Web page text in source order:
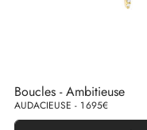
Boucles - Ambitieuse
AUDACIEUSE - 1 695€